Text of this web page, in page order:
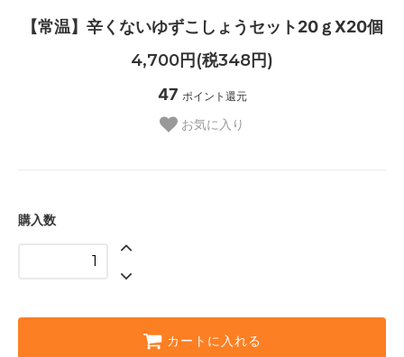
【常温】辛くないゆずこしょうセット20ｇX20個
4,700円(税348円)
47 ポイント還元
お気に入り
購入数
カートに入れる